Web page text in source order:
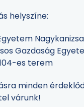
helyszíne:
Gazdaság
es terem
minden
várunk!